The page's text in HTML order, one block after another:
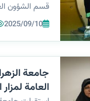
قسم الشؤون
كعضو في
2025/09/10
جامعة
العامة